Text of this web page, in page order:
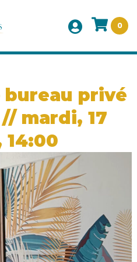
0
bureau privé
mardi, 17